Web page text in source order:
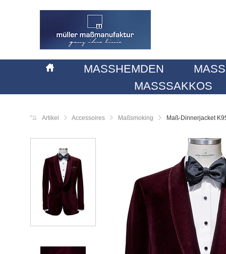
MASSHEMDEN
MASSSAKKOS
Artikel Accessoires Maßsmoking Maß-Dinnerjacket